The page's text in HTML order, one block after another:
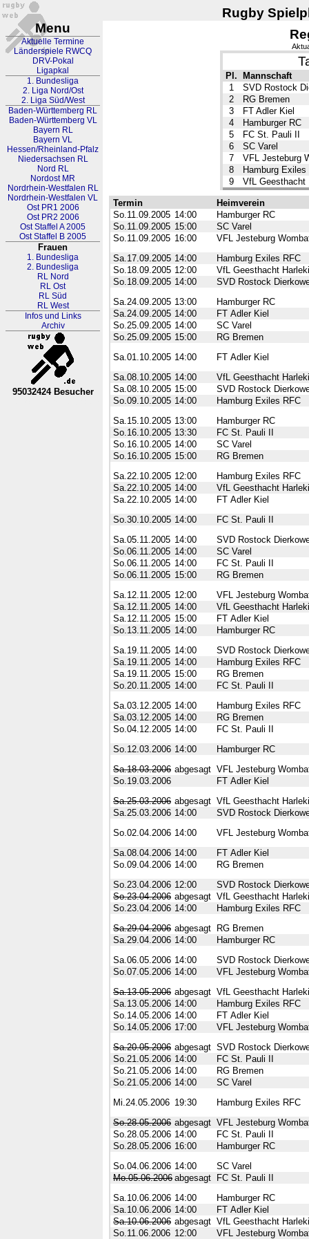
Rugby
Menu
Aktuelle Termine
Länderspiele RWCQ
DRV-Pokal
Ligapkal
1. Bundesliga
2. Liga Nord/Ost
2. Liga Süd/West
Baden-Württemberg RL
Baden-Württemberg VL
Bayern RL
Bayern VL
Hessen/Rheinland-Pfalz
Niedersachsen RL
Nord RL
Nordost MR
Nordrhein-Westfalen RL
Nordrhein-Westfalen VL
Ost PR1 2006
Ost PR2 2006
Ost Staffel A 2005
Ost Staffel B 2005
Frauen
1. Bundesliga
2. Bundesliga
RL Nord
RL Ost
RL Süd
RL West
Infos und Links
Archiv
95032424 Besucher
Pl.
Mannschaft
1
SVD Rostock
2
RG Bremen
3
FT Adler Kiel
4
Hamburger RC
5
FC St. Pauli II
6
SC Varel
7
VFL Jesteburg
8
Hamburg Exiles
9
VfL Geesthacht
Termin
Heimverein
So.11.09.2005 14:00
Hamburger RC
So.11.09.2005 15:00
SC Varel
So.11.09.2005 16:00
VFL Jesteburg
Sa.17.09.2005 14:00
Hamburg Exiles RFC
So.18.09.2005 12:00
VfL Geesthacht
So.18.09.2005 14:00
SVD Rostock
Sa.24.09.2005 13:00
Hamburger RC
Sa.24.09.2005 14:00
FT Adler Kiel
So.25.09.2005 14:00
SC Varel
So.25.09.2005 15:00
RG Bremen
Sa.01.10.2005 14:00
FT Adler Kiel
Sa.08.10.2005 14:00
VfL Geesthacht
Sa.08.10.2005 15:00
SVD Rostock
So.09.10.2005 14:00
Hamburg Exiles RFC
Sa.15.10.2005 13:00
Hamburger RC
So.16.10.2005 13:30
FC St. Pauli II
So.16.10.2005 14:00
SC Varel
So.16.10.2005 15:00
RG Bremen
Sa.22.10.2005 12:00
Hamburg Exiles RFC
Sa.22.10.2005 14:00
VfL Geesthacht
Sa.22.10.2005 14:00
FT Adler Kiel
So.30.10.2005 14:00
FC St. Pauli II
Sa.05.11.2005 14:00
SVD Rostock
So.06.11.2005 14:00
SC Varel
So.06.11.2005 14:00
FC St. Pauli II
So.06.11.2005 15:00
RG Bremen
Sa.12.11.2005 12:00
VFL Jesteburg
Sa.12.11.2005 14:00
VfL Geesthacht
Sa.12.11.2005 15:00
FT Adler Kiel
So.13.11.2005 14:00
Hamburger RC
Sa.19.11.2005 14:00
SVD Rostock
Sa.19.11.2005 14:00
Hamburg Exiles RFC
Sa.19.11.2005 15:00
RG Bremen
So.20.11.2005 14:00
FC St. Pauli II
Sa.03.12.2005 14:00
Hamburg Exiles RFC
Sa.03.12.2005 14:00
RG Bremen
So.04.12.2005 14:00
FC St. Pauli II
So.12.03.2006 14:00
Hamburger RC
Sa.18.03.2006 abgesagt VFL Jesteburg
So.19.03.2006
FT Adler Kiel
Sa.25.03.2006 abgesagt VfL Geesthacht
Sa.25.03.2006 14:00
SVD Rostock
So.02.04.2006 14:00
VFL Jesteburg
Sa.08.04.2006 14:00
FT Adler Kiel
So.09.04.2006 14:00
RG Bremen
So.23.04.2006 12:00
SVD Rostock
So.23.04.2006 abgesagt VfL Geesthacht
So.23.04.2006 14:00
Hamburg Exiles RFC
Sa.29.04.2006 abgesagt
RG Bremen
Sa.29.04.2006 14:00
Hamburger RC
Sa.06.05.2006 14:00
SVD Rostock
So.07.05.2006 14:00
VFL Jesteburg
Sa.13.05.2006 abgesagt VfL Geesthacht
Sa.13.05.2006 14:00
Hamburg Exiles RFC
So.14.05.2006 14:00
FT Adler Kiel
So.14.05.2006 17:00
VFL Jesteburg
Sa.20.05.2006 abgesagt SVD Rostock
So.21.05.2006 14:00
FC St. Pauli II
So.21.05.2006 14:00
RG Bremen
So.21.05.2006 14:00
SC Varel
Mi.24.05.2006 19:30
Hamburg Exiles RFC
So.28.05.2006 abgesagt VFL Jesteburg
So.28.05.2006 14:00
FC St. Pauli II
So.28.05.2006 16:00
Hamburger RC
So.04.06.2006 14:00
SC Varel
Mo.05.06.2006 abgesagt
FC St. Pauli II
Sa.10.06.2006 14:00
Hamburger RC
Sa.10.06.2006 14:00
FT Adler Kiel
Sa.10.06.2006 abgesagt VfL Geesthacht
So.11.06.2006 12:00 VFL Jesteburg